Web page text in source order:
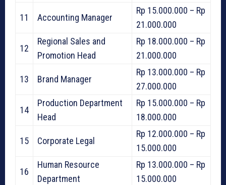
11 Accounting Manager
Rp 15.000.000 – Rp
21.000.000
12
Regional Sales and
Promotion Head
Rp 18.000.000 – Rp
21.000.000
13 Brand Manager
Rp 13.000.000 – Rp
27.000.000
14
Production Department
Head
Rp 15.000.000 – Rp
18.000.000
15 Corporate Legal
Rp 12.000.000 – Rp
15.000.000
16
Human Resource
Department
Rp 13.000.000 – Rp
15.000.000